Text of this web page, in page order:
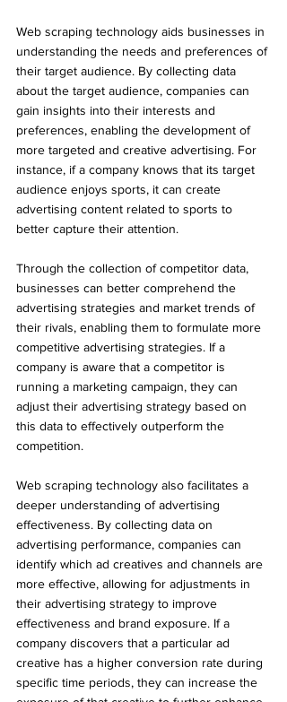
Web scraping technology aids businesses in
understanding the needs and preferences of
their target audience. By collecting data
about the target audience, companies can
gain insights into their interests and
preferences, enabling the development of
more targeted and creative advertising. For
instance, if a company knows that its target
audience enjoys sports, it can create
advertising content related to sports to
better capture their attention.
Through the collection of competitor data,
businesses can better comprehend the
advertising strategies and market trends of
their rivals, enabling them to formulate more
competitive advertising strategies. If a
company is aware that a competitor is
running a marketing campaign, they can
adjust their advertising strategy based on
this data to effectively outperform the
competition.
Web scraping technology also facilitates a
deeper understanding of advertising
effectiveness. By collecting data on
advertising performance, companies can
identify which ad creatives and channels are
more effective, allowing for adjustments in
their advertising strategy to improve
effectiveness and brand exposure. If a
company discovers that a particular ad
creative has a higher conversion rate during
specific time periods, they can increase the